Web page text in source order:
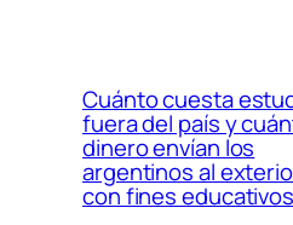
Cuánto cuesta
fuera del país y
dinero envían los
argentinos al
con fines educativos